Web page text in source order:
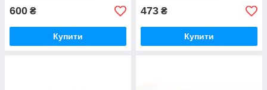
600 ₴
Купити
473 ₴
Купити